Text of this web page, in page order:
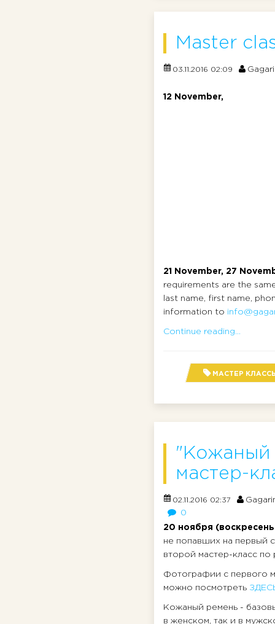
Master
03.11.2016 02:09
12 November,
21 November, 27
requirements are the
last name, first name,
information to
Continue reading...
МАСТЕР
"Кожаный
мастер-
02.11.2016 02:37
0
20 ноября
не попавших на первый
второй мастер-класс по
Фотографии с первого
можно посмотреть
Кожаный ремень -
в женском, так и в